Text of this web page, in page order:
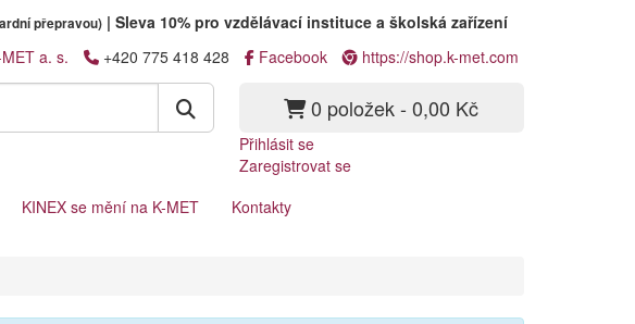
přepravou)| Sleva 10% pro vzdělávací instituce a školská zařízení
MET a. s. +420 775 418 428 Facebook https://shop.k-met.com
0 položek - 0,00 Kč
Přihlásit se
Zaregistrovat se
KINEX se mění na K-MET Kontakty